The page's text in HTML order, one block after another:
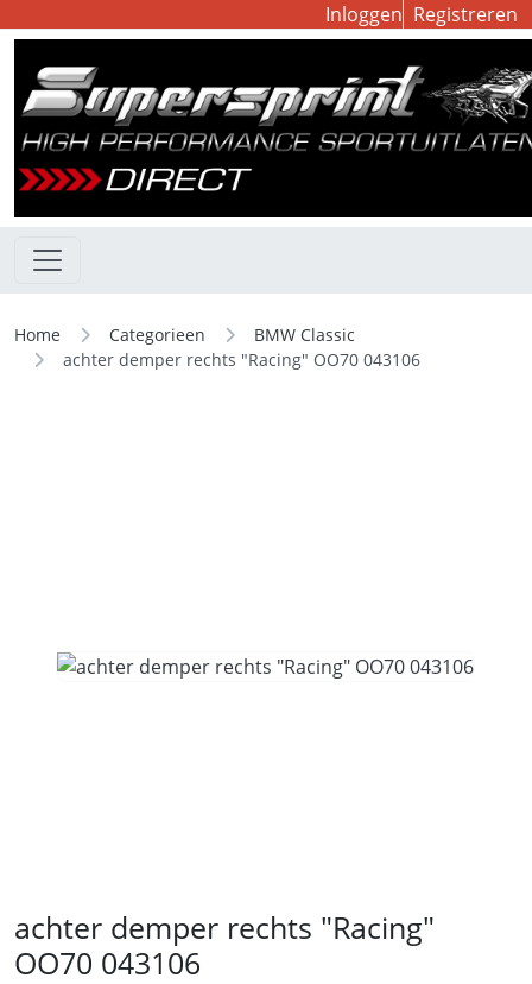
Inloggen Registreren
Home Categorieen
BMW Classic
achter demper rechts "Racing" OO70 043106
achter demper rechts "Racing"
OO70 043106